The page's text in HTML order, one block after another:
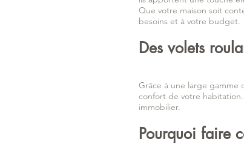
Que votre maison soit
besoins et à votre budget.
Des volets
Grâce à une large gamme
confort de votre
immobilier.
Pourquoi faire